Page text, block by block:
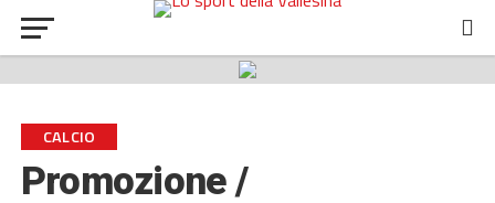
CALCIO
Promozione /